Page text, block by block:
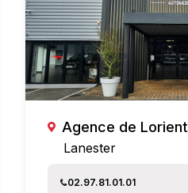
Agence de Lorient
Lanester
02.97.81.01.01